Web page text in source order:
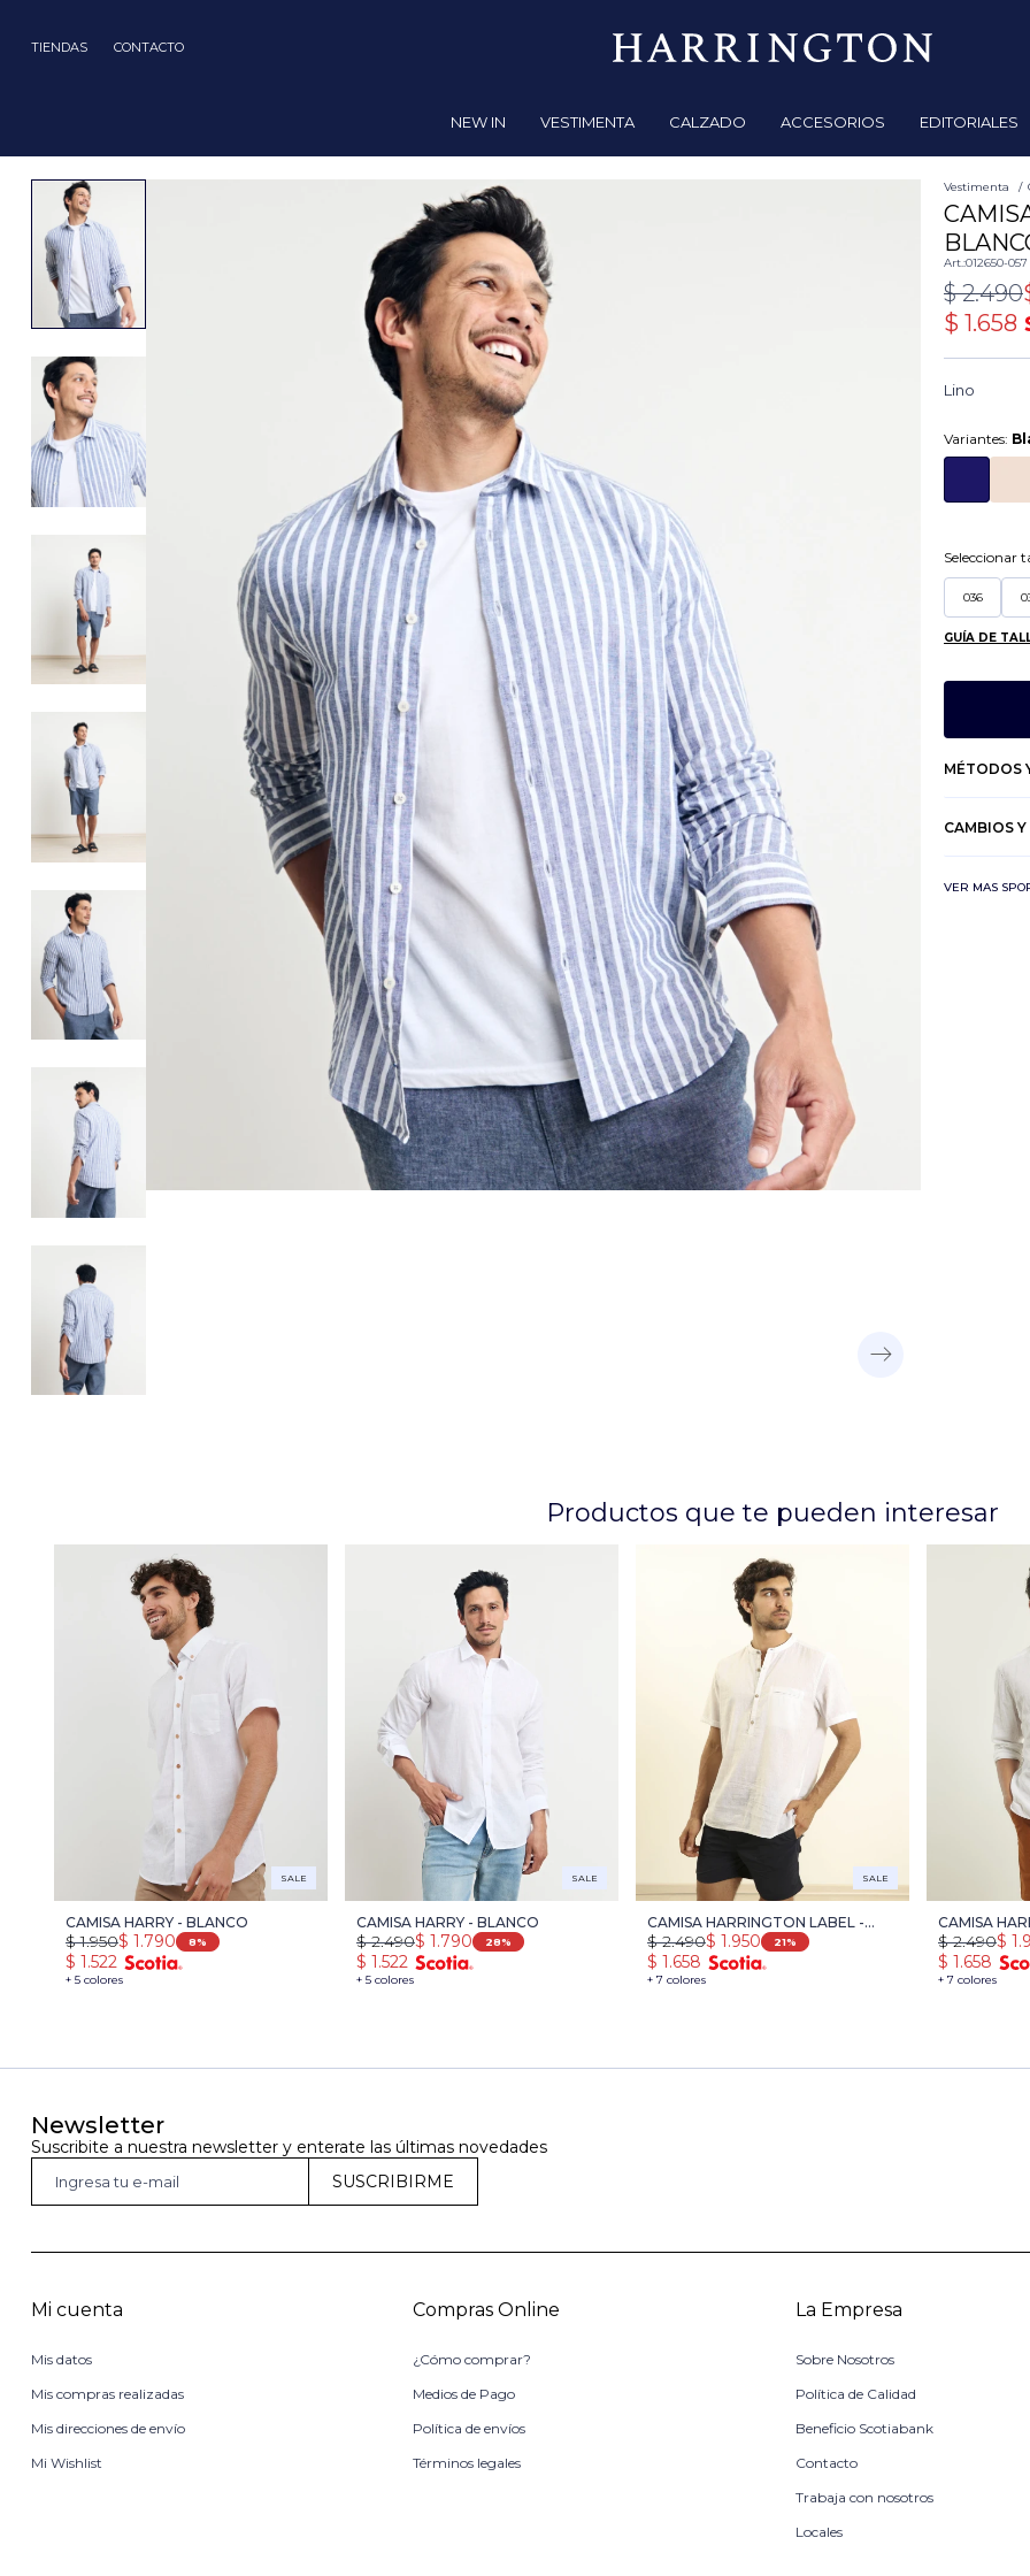
TIENDAS CONTACTO
NEW IN VESTIMENTA CALZADO ACCESORIOS EDITORIALES
Vestimenta
012650-057
$ 2.490
$ 1.658
Lino
Variantes:
Seleccionar
036
GUÍA DE
MÉTODOS
CAMBIOS
VER MAS
Productos que te pueden interesar
SALE
CAMISA HARRY - BLANCO
+ 5 colores
$ 1.790
$ 1.950 8
$ 1.522
SALE
CAMISA HARRY - BLANCO
+ 5 colores
$ 1.790
$ 2.490 28
$ 1.522
SALE
CAMISA HARRINGTON LABEL -
BLANCO
+ 7 colores
$ 1.950
$ 2.490 21
$ 1.658
CAMISA
LINO -
+ 7 colores
$
$ 2.490
$ 1.658
Newsletter
Suscribite a nuestra newsletter y enterate las últimas novedades
SUSCRIBIRME
Mi cuenta
Mis datos
Mis compras realizadas
Mis direcciones de envío
Mi Wishlist
Compras Online
¿Cómo comprar?
Medios de Pago
Política de envíos
Términos legales
La Empresa
Sobre Nosotros
Política de Calidad
Beneficio Scotiabank
Contacto
Trabaja con nosotros
Locales